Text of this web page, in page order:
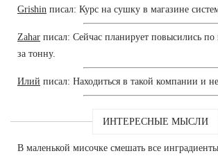
Grishin писал: Курс на сушку в магазине
Zahar писал: Сейчас планирует повысились по
за тонну.
Илий писал: Находиться в такой компании и не
ИНТЕРЕСНЫЕ МЫСЛИ
В маленькой мисочке смешать все